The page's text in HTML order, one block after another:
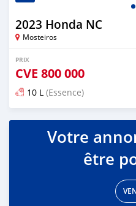
2023 Honda NC
Mosteiros
PRIX
CVE 800 000
10 L (Essence)
Publié il y a environ 2 ans
Votre
être